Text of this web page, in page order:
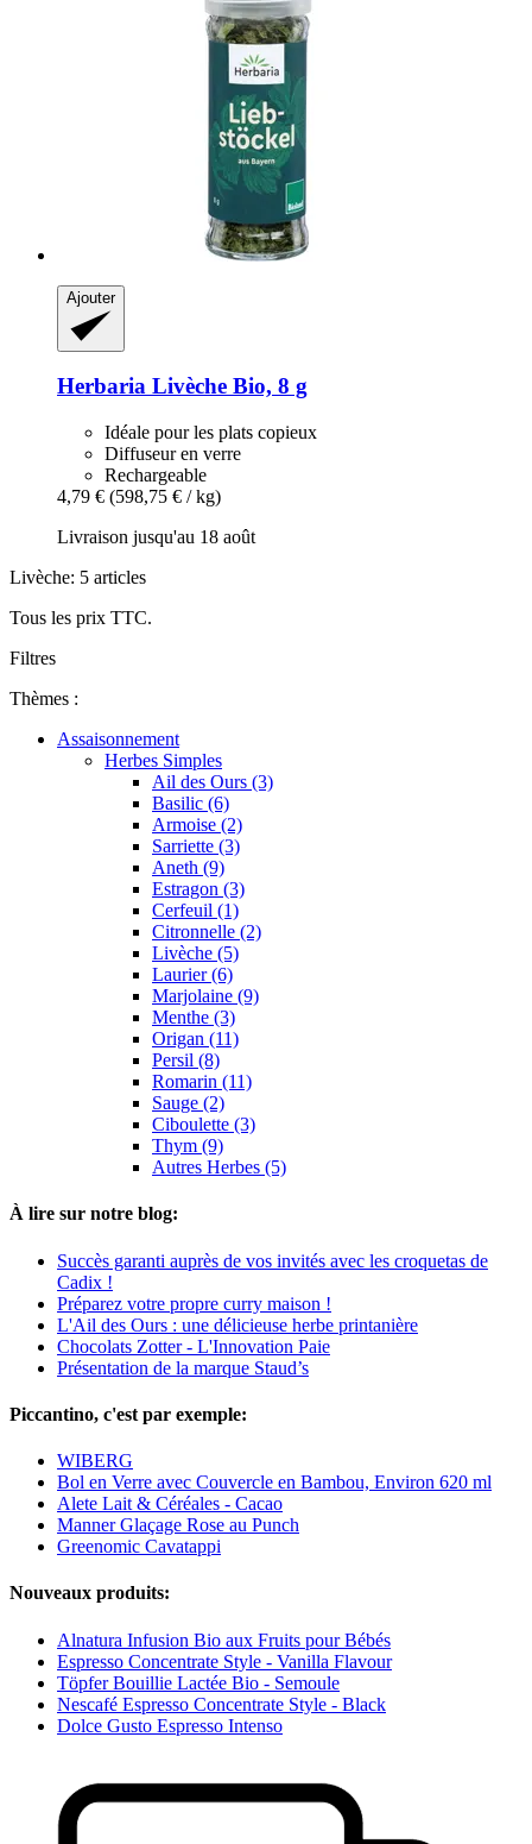
Ajouter
Herbaria Livèche Bio, 8 g
Idéale pour les plats copieux
Diffuseur en verre
Rechargeable
4,79 € (598,75 € / kg)
Livraison jusqu'au 18 août
Livèche: 5 articles
Tous les prix TTC.
Filtres
Thèmes :
Assaisonnement
Herbes Simples
Ail des Ours (3)
Basilic (6)
Armoise (2)
Sarriette (3)
Aneth (9)
Estragon (3)
Cerfeuil (1)
Citronnelle (2)
Livèche (5)
Laurier (6)
Marjolaine (9)
Menthe (3)
Origan (11)
Persil (8)
Romarin (11)
Sauge (2)
Ciboulette (3)
Thym (9)
Autres Herbes (5)
À lire sur notre blog:
Succès garanti auprès de vos invités avec les croquetas de
Cadix !
Préparez votre propre curry maison !
L'Ail des Ours : une délicieuse herbe printanière
Chocolats Zotter - L'Innovation Paie
Présentation de la marque Staud’s
Piccantino, c'est par exemple:
WIBERG
Bol en Verre avec Couvercle en Bambou, Environ 620 ml
Alete Lait & Céréales - Cacao
Manner Glaçage Rose au Punch
Greenomic Cavatappi
Nouveaux produits:
Alnatura Infusion Bio aux Fruits pour Bébés
Espresso Concentrate Style - Vanilla Flavour
Töpfer Bouillie Lactée Bio - Semoule
Nescafé Espresso Concentrate Style - Black
Dolce Gusto Espresso Intenso